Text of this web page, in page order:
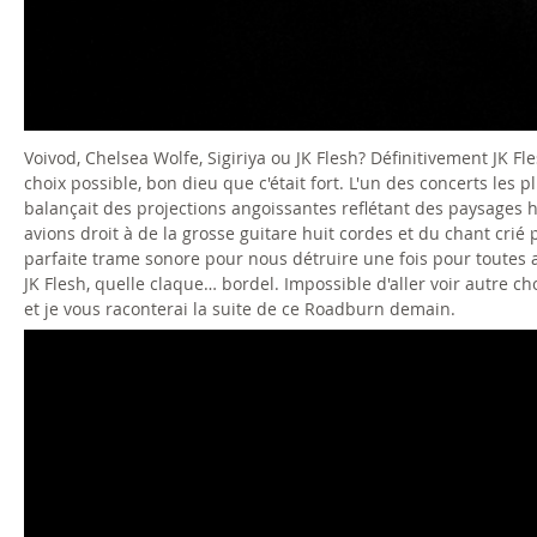
Voivod, Chelsea Wolfe, Sigiriya ou JK Flesh? Définitivement
choix possible, bon dieu que c'était fort. L'un des concerts les
balançait des projections angoissantes reflétant des
avions droit à de la grosse guitare huit cordes et du chant
parfaite trame sonore pour nous détruire une fois pour
JK Flesh, quelle claque… bordel. Impossible d'aller voir autre
et je vous raconterai la suite de ce Roadburn demain.